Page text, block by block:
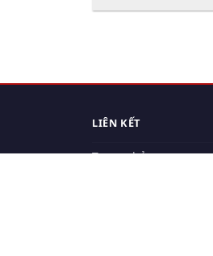
LIÊN KẾT
Trang chủ